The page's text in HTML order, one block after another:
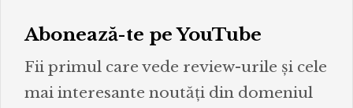
Abonează-te pe YouTube
Fii primul care vede review-urile și cele
mai interesante noutăți din domeniul